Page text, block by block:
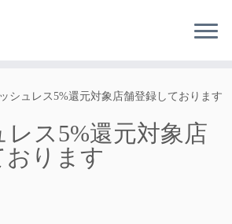
シュレス5%還元対象店舗登録しております
レス5%還元対象店
ります